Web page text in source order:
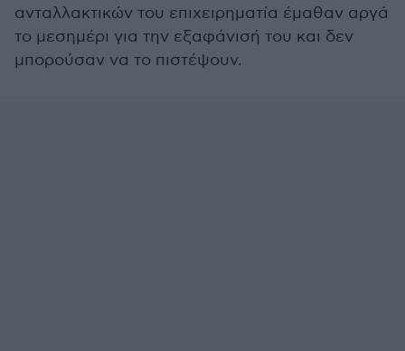
ανταλλακτικών του επιχειρηματία έμαθαν αργά
το μεσημέρι για την εξαφάνισή του και δεν
μπορούσαν να το πιστέψουν.